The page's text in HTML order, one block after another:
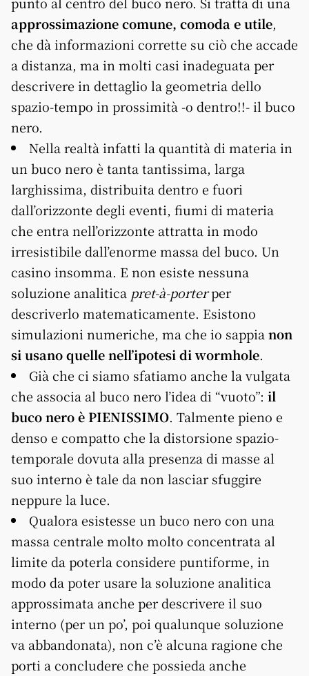
approssimazione comune, comoda e utile,
che dà informazioni corrette su ciò che accade
a distanza, ma in molti casi inadeguata per
descrivere in dettaglio la geometria dello
spazio-tempo in prossimità -o dentro!!- il buco
nero.
Nella realtà infatti la quantità di materia in
un buco nero è tanta tantissima, larga
larghissima, distribuita dentro e fuori
dall’orizzonte degli eventi, fiumi di materia
che entra nell’orizzonte attratta in modo
irresistibile dall’enorme massa del buco. Un
casino insomma. E non esiste nessuna
soluzione analitica pret-à-porterper
descriverlo matematicamente. Esistono
simulazioni numeriche, ma che io sappia non
si usano quelle nell’ipotesi di wormhole.
Già che ci siamo sfatiamo anche la vulgata
che associa al buco nero l’idea di “vuoto”: il
buco nero è PIENISSIMO. Talmente pieno e
denso e compatto che la distorsione spazio-
temporale dovuta alla presenza di masse al
suo interno è tale da non lasciar sfuggire
neppure la luce.
Qualora esistesse un buco nero con una
massa centrale molto molto concentrata al
limite da poterla considere puntiforme, in
modo da poter usare la soluzione analitica
approssimata anche per descrivere il suo
interno (per un po’, poi qualunque soluzione
va abbandonata), non c’è alcuna ragione che
porti a concludere che possieda anche